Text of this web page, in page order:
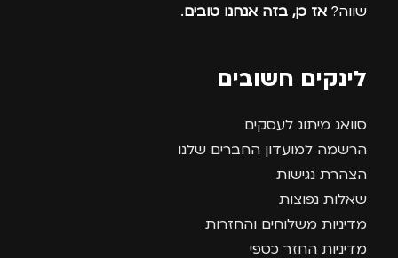
שווה? אז כן, בזה אנחנו טובים.
לינקים חשובים
סוואג מיתוג לעסקים
הרשמה למועדון החברים שלנו
הצהרת נגישות
שאלות נפוצות
מדיניות משלוחים והחזרות
מדיניות החזר כספי